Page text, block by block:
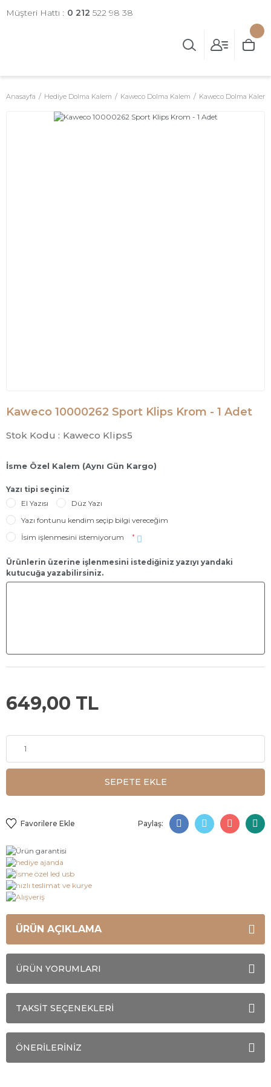
Müşteri Hattı : 0 212 522 98 38
Anasayfa Hediye Dolma Kalem Kaweco Dolma Kalem Kaweco Dolma Kalem
Kaweco 10000262 Sport Klips Krom - 1 Adet
Stok Kodu : Kaweco Klips5
İsme Özel Kalem (Aynı Gün Kargo)
Yazı tipi seçiniz
El Yazısı
Düz Yazı
Yazı fontunu kendim seçip bilgi vereceğim
İsim işlenmesini istemiyorum
*
Ürünlerin üzerine işlenmesini istediğiniz yazıyı yandaki
kutucuğa yazabilirsiniz.
649,00 TL
SEPETE EKLE
Paylaş:
ÜRÜN AÇIKLAMA
ÜRÜN YORUMLARI
TAKSİT SEÇENEKLERİ
ÖNERİLERİNİZ